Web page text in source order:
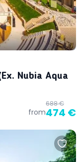
Nubia Aqua
from
688 €
474 €